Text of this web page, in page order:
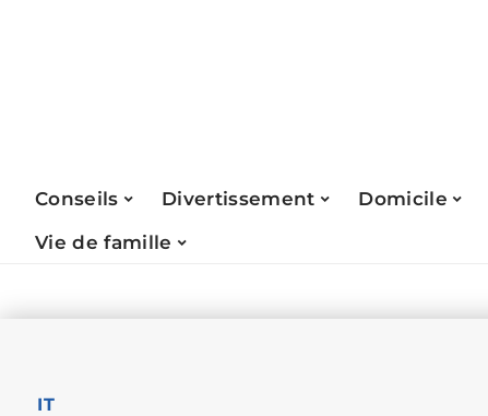
Conseils Divertissement Domicile
Vie de famille
IT